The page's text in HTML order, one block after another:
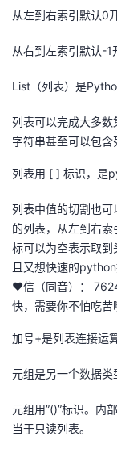
从左到右索引默认0
从右到左索引默认-
List（列表）是
列表可以完成大多数
字符串甚至可以包含
列表用 [ ] 标识，是
列表中值的切割也
的列表，从左到右
标可以为空表示取
且又想快速的
♥信（同音）：
快，需要你不怕吃
加号+是列表连接运
元组是另一个数据类
元组用”()”标识。内
当于只读列表。